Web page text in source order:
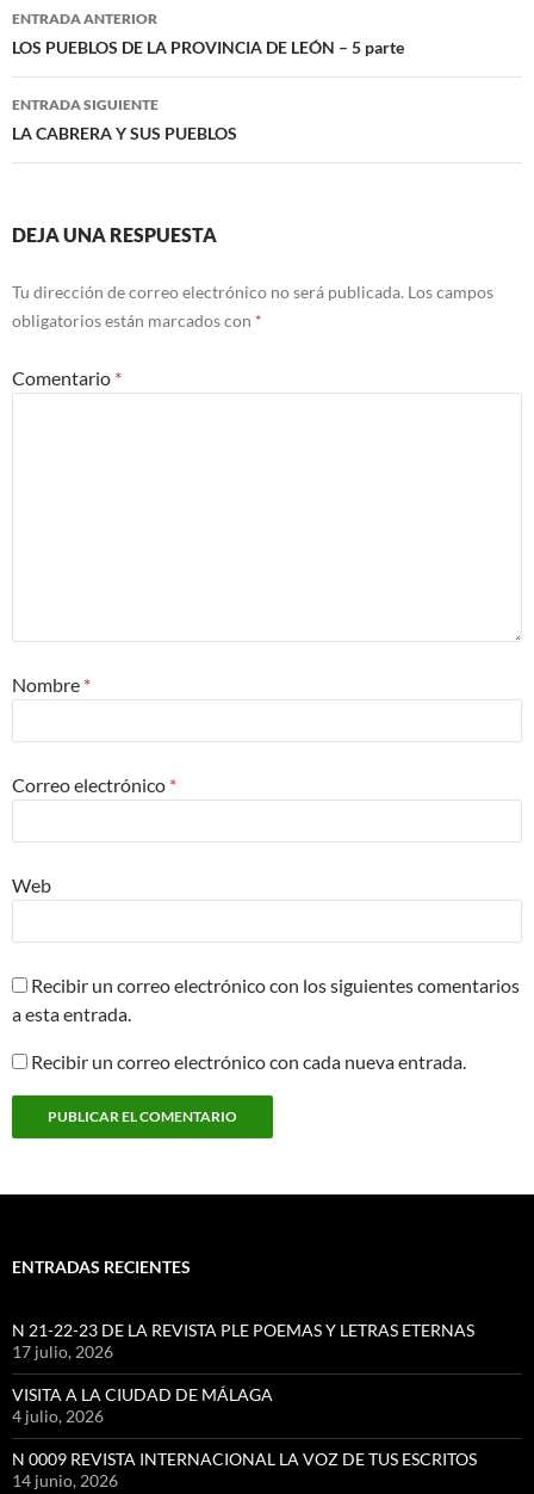
Navegación
de
entradas
ENTRADA ANTERIOR
LOS PUEBLOS DE LA PROVINCIA DE LEÓN – 5 parte
ENTRADA SIGUIENTE
LA CABRERA Y SUS PUEBLOS
DEJA UNA RESPUESTA
Tu dirección de correo electrónico no será publicada. Los campos
obligatorios están marcados con *
Comentario *
Nombre *
Correo electrónico *
Web
Recibir un correo electrónico con los siguientes comentarios
a esta entrada.
Recibir un correo electrónico con cada nueva entrada.
ENTRADAS RECIENTES
N 21-22-23 DE LA REVISTA PLE POEMAS Y LETRAS ETERNAS
17 julio, 2026
VISITA A LA CIUDAD DE MÁLAGA
4 julio, 2026
N 0009 REVISTA INTERNACIONAL LA VOZ DE TUS ESCRITOS
14 junio, 2026